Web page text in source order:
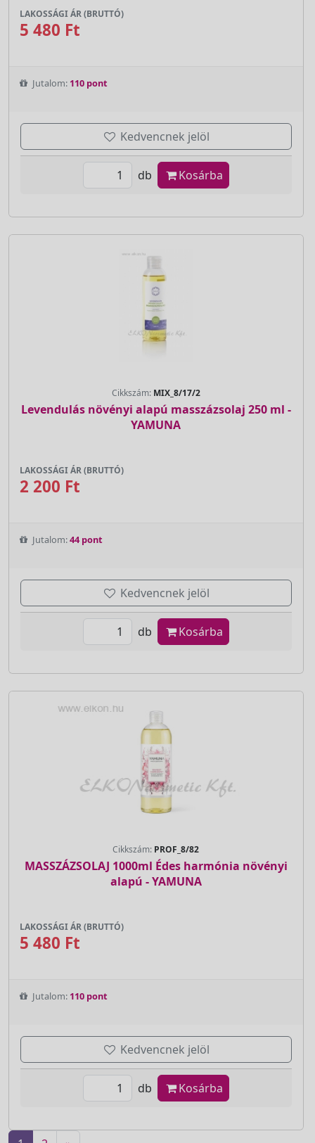
LAKOSSÁGI ÁR (BRUTTÓ)
5 480 Ft
Jutalom: 110 pont
Kedvencnek jelöl
db Kosárba
Cikkszám: MIX_8/17/2
Levendulás növényi alapú masszázsolaj 250 ml -
YAMUNA
LAKOSSÁGI ÁR (BRUTTÓ)
2 200 Ft
Jutalom:44 pont
Kedvencnek jelöl
db Kosárba
Cikkszám: PROF_8/82
MASSZÁZSOLAJ 1000ml Édes harmónia növényi
alapú - YAMUNA
LAKOSSÁGI ÁR (BRUTTÓ)
5 480 Ft
Jutalom: 110 pont
Kedvencnek jelöl
db Kosárba